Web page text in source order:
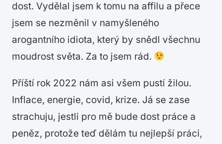
dost. Vydělal jsem k tomu na affilu a přece
jsem se nezměnil v namyšleného
arogantního idiota, který by snědl všechnu
moudrost světa. Za to jsem rád.
Příští rok 2022 nám asi všem pustí žilou.
Inflace, energie, covid, krize. Já se zase
strachuju, jestli pro mě bude dost práce a
peněz, protože teď dělám tu nejlepší práci,